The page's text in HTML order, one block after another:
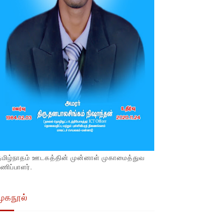
ஊடகத்தின் முன்னாள் முகாமைத்துவ